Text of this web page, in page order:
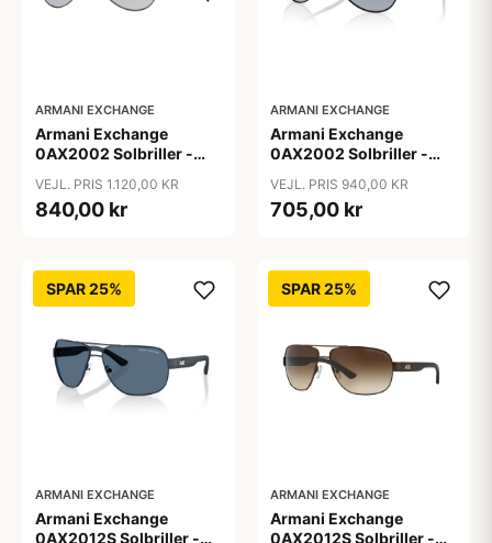
ARMANI EXCHANGE
Armani Exchange
0AX2002 Solbriller -
Polariserede Linser
VEJL. PRIS 1.120,00 KR
840,00 kr
ARMANI EXCHANGE
Armani Exchange
0AX2002 Solbriller -
VEJL. PRIS 940,00 KR
705,00 kr
SPAR 25%
ARMANI EXCHANGE
Armani Exchange
0AX2012S Solbriller -
SPAR 25%
ARMANI EXCHANGE
Armani Exchange
0AX2012S Solbriller -